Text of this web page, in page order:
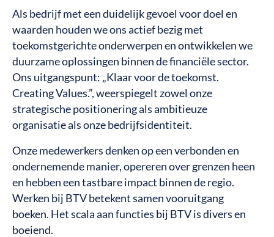
Als bedrijf met een duidelijk gevoel voor doel en
waarden houden we ons actief bezig met
toekomstgerichte onderwerpen en ontwikkelen we
duurzame oplossingen binnen de financiële sector.
Ons uitgangspunt: „Klaar voor de toekomst.
Creating Values.”, weerspiegelt zowel onze
strategische positionering als ambitieuze
organisatie als onze bedrijfsidentiteit.
Onze medewerkers denken op een verbonden en
ondernemende manier, opereren over grenzen heen
en hebben een tastbare impact binnen de regio.
Werken bij BTV betekent samen vooruitgang
boeken. Het scala aan functies bij BTV is divers en
boeiend.